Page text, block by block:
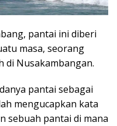
pantai ini diberi
masa, seorang
di Nusakambangan.
pantai sebagai
mengucapkan kata
sebuah pantai di mana